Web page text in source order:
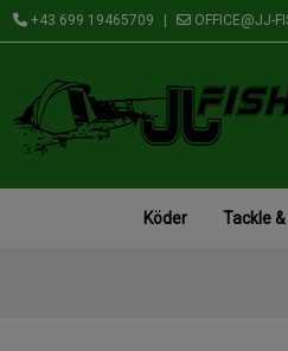
+43 699 19465709 OFFICE@JJ-
Köder Tackle &